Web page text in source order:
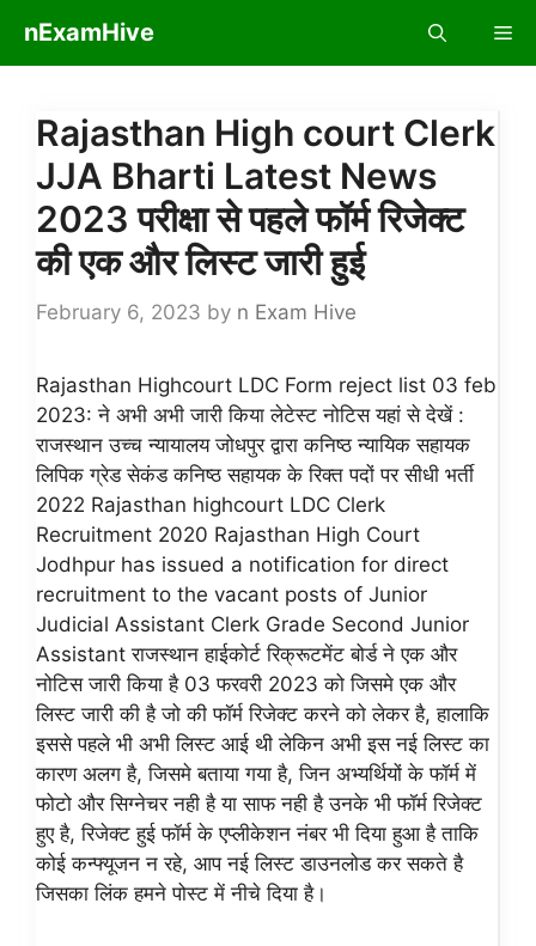
content
nExamHive
Rajasthan High court Clerk
JJA Bharti Latest News
2023 परीक्षा से पहले फॉर्म रिजेक्ट
की एक और लिस्ट जारी हुई
February 6, 2023 by n Exam Hive
Rajasthan Highcourt LDC Form reject list 03 feb
2023: ने अभी अभी जारी किया लेटेस्ट नोटिस यहां से देखें :
राजस्थान उच्च न्यायालय जोधपुर द्वारा कनिष्ठ न्यायिक सहायक
लिपिक ग्रेड सेकंड कनिष्ठ सहायक के रिक्त पदों पर सीधी भर्ती
2022 Rajasthan highcourt LDC Clerk
Recruitment 2020 Rajasthan High Court
Jodhpur has issued a notification for direct
recruitment to the vacant posts of Junior
Judicial Assistant Clerk Grade Second Junior
Assistant राजस्थान हाईकोर्ट रिक्रूटमेंट बोर्ड ने एक और
नोटिस जारी किया है 03 फरवरी 2023 को जिसमे एक और
लिस्ट जारी की है जो की फॉर्म रिजेक्ट करने को लेकर है, हालाकि
इससे पहले भी अभी लिस्ट आई थी लेकिन अभी इस नई लिस्ट का
कारण अलग है, जिसमे बताया गया है, जिन अभ्यर्थियों के फॉर्म में
फोटो और सिग्नेचर नही है या साफ नही है उनके भी फॉर्म रिजेक्ट
हुए है, रिजेक्ट हुई फॉर्म के एप्लीकेशन नंबर भी दिया हुआ है ताकि
कोई कन्फ्यूजन न रहे, आप नई लिस्ट डाउनलोड कर सकते है
जिसका लिंक हमने पोस्ट में नीचे दिया है।